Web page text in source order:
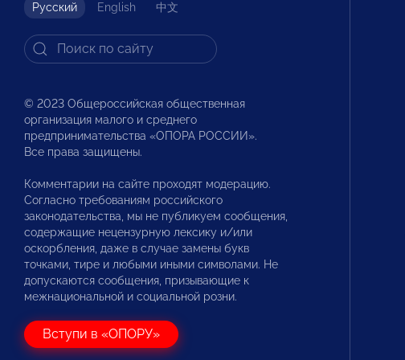
Русский English 中文
© 2023 Общероссийская общественная
организация малого и среднего
предпринимательства «ОПОРА РОССИИ».
Все права защищены.
Комментарии на сайте проходят модерацию.
Согласно требованиям российского
законодательства, мы не публикуем сообщения,
содержащие нецензурную лексику и/или
оскорбления, даже в случае замены букв
точками, тире и любыми иными символами. Не
допускаются сообщения, призывающие к
межнациональной и социальной розни.
Вступи в «ОПОРУ»